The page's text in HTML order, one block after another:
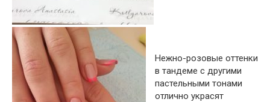
Нежно-розовые оттенки
в тандеме с другими
пастельными тонами
отлично украсят